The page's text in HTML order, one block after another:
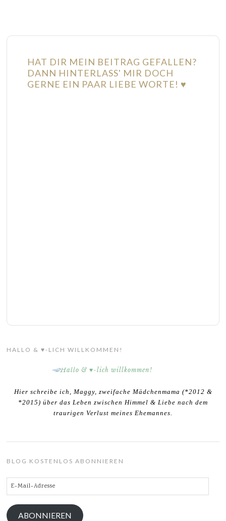
HAT DIR MEIN BEITRAG GEFALLEN?
DANN HINTERLASS' MIR DOCH
GERNE EIN PAAR LIEBE WORTE! ♥
HALLO & ♥-LICH WILLKOMMEN!
Hier schreibe ich, Maggy, zweifache Mädchenmama (*2012 &
*2015) über das Leben zwischen Himmel & Liebe nach dem
traurigen Verlust meines Ehemannes.
BLOG KOSTENLOS ABONNIEREN
E-
Mail-
Adresse
ABONNIEREN